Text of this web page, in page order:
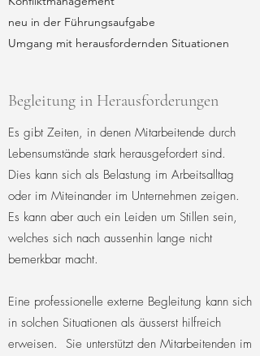
neu in der Führungsaufgabe
Umgang mit herausfordernden Situationen
Begleitung in Herausforderungen
Es gibt Zeiten, in denen Mitarbeitende durch
Lebensumstände stark herausgefordert sind.
Dies kann sich als Belastung im Arbeitsalltag
oder im Miteinander im Unternehmen zeigen.
Es kann aber auch ein Leiden um Stillen sein,
welches sich nach aussenhin lange nicht
bemerkbar macht.
Eine professionelle externe Begleitung kann sich
in solchen Situationen als äusserst hilfreich
erweisen. Sie unterstützt den Mitarbeitenden im